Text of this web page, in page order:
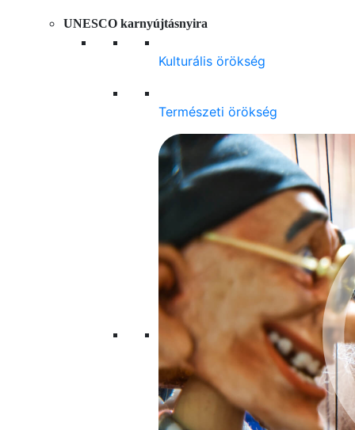
UNESCO karnyújtásnyira
Kulturális örökség
Természeti örökség